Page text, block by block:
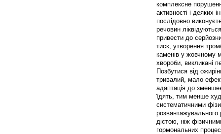
комплексне
активності і деяких
послідовно
речовин
привести до
тиск, утворення
каменів у жовчному
хвороби, викликані
Позбутися від
тривалий, мало
адаптація до
їдять, тим менше
систематичними
розвантажувального
дієтою, ніж
гормональних